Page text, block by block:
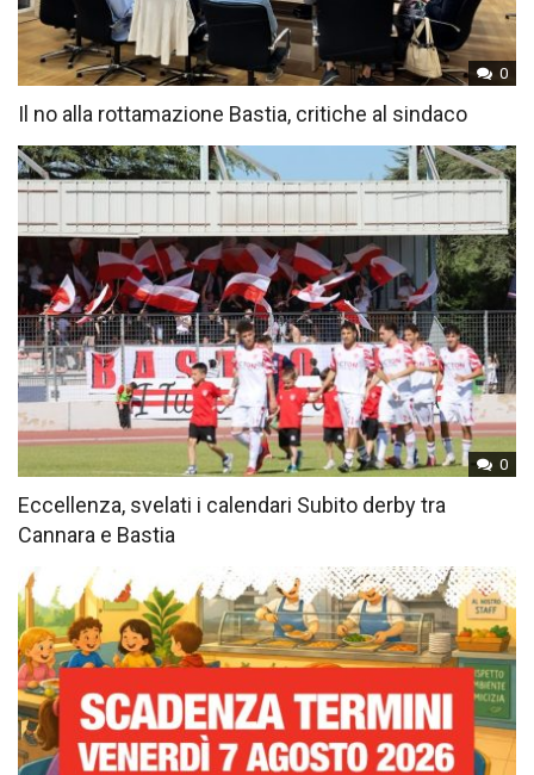
0
Il no alla rottamazione Bastia, critiche al sindaco
0
Eccellenza, svelati i calendari Subito derby tra
Cannara e Bastia